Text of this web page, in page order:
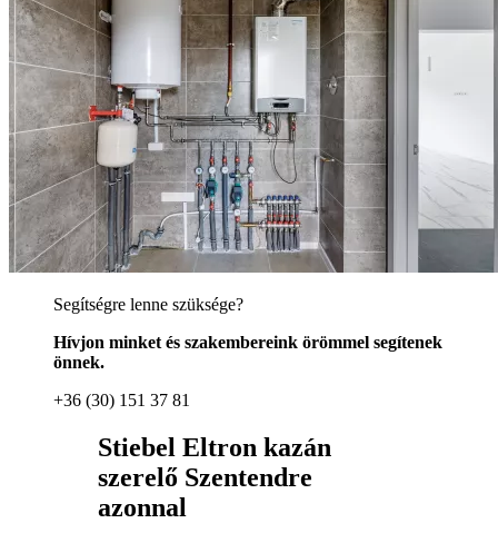
Segítségre lenne szüksége?
Hívjon minket és szakembereink örömmel segítenek
önnek.
+36 (30) 151 37 81
Stiebel Eltron kazán
szerelő Szentendre
azonnal